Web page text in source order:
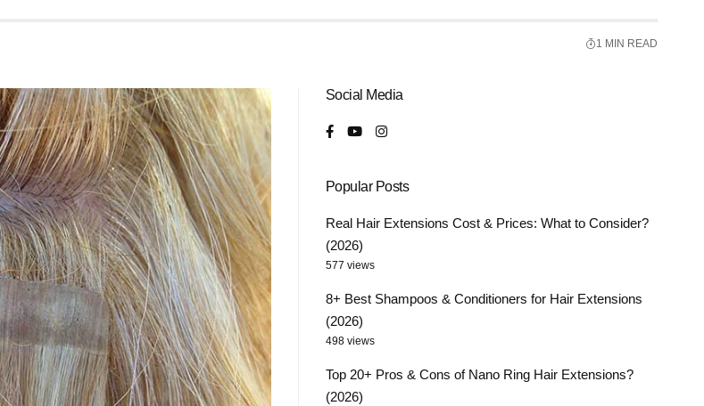
1 MIN READ
Social Media
Popular Posts
Real Hair Extensions Cost & Prices: What to Consider?
(2026)
577 views
8+ Best Shampoos & Conditioners for Hair Extensions
(2026)
498 views
Top 20+ Pros & Cons of Nano Ring Hair Extensions?
(2026)